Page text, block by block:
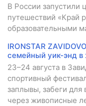
В России запустили
путешествий «Край
образовательными
IRONSTAR
семейный уик-энд
23–24 августа в
спортивный
заплывы, забеги
через живописные